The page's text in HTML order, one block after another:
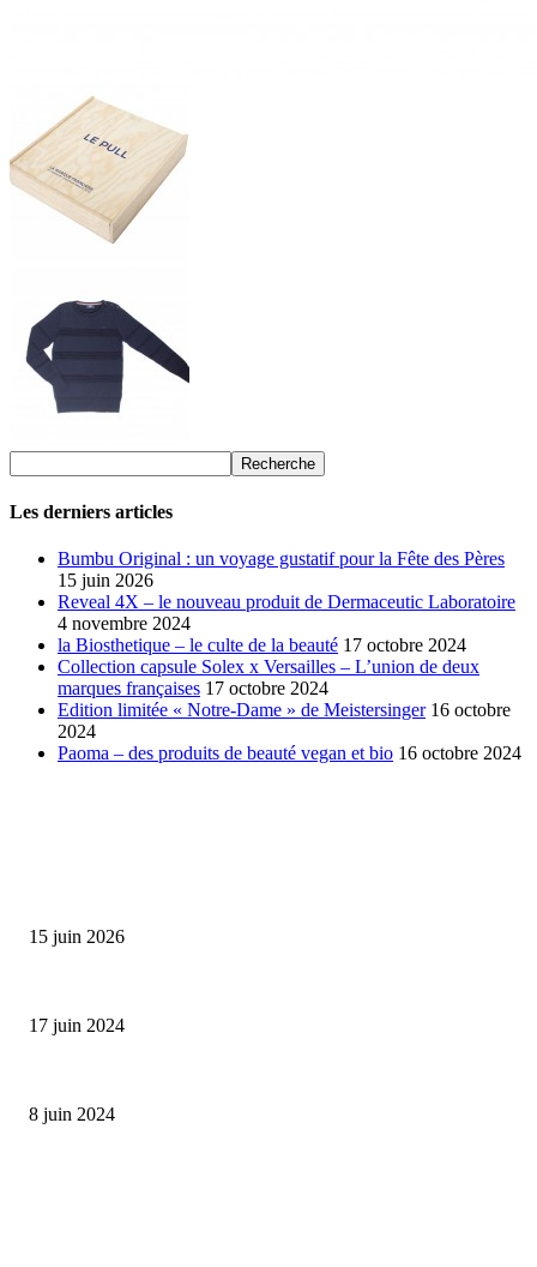
Les derniers articles
Bumbu Original : un voyage gustatif pour la Fête des Pères
15 juin 2026
Reveal 4X – le nouveau produit de Dermaceutic Laboratoire
4 novembre 2024
la Biosthetique – le culte de la beauté 17 octobre 2024
Collection capsule Solex x Versailles – L’union de deux
marques françaises 17 octobre 2024
Edition limitée « Notre-Dame » de Meistersinger 16 octobre
2024
Paoma – des produits de beauté vegan et bio 16 octobre 2024
15 juin 2026
17 juin 2024
8 juin 2024